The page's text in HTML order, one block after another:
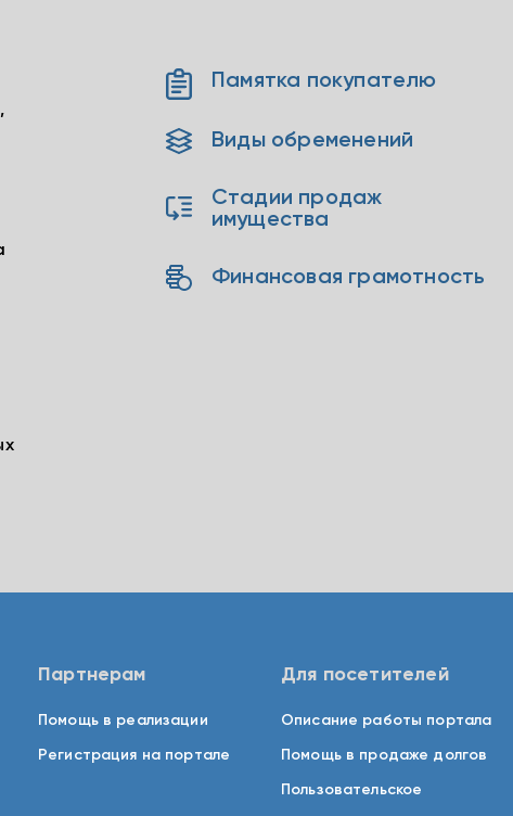
Памятка покупателю
Виды обременений
Стадии продаж
имущества
Финансовая грамотность
Партнерам
Помощь в реализации
Регистрация на портале
Для посетителей
Описание работы портала
Помощь в продаже долгов
Пользовательское